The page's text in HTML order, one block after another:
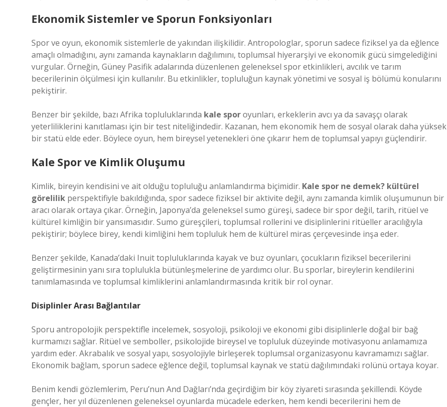
Ekonomik Sistemler ve Sporun Fonksiyonları
Spor ve oyun, ekonomik sistemlerle de yakından ilişkilidir. Antropologlar, sporun sadece fiziksel ya da eğlence
amaçlı olmadığını, aynı zamanda kaynakların dağılımını, toplumsal hiyerarşiyi ve ekonomik gücü simgelediğini
vurgular. Örneğin, Güney Pasifik adalarında düzenlenen geleneksel spor etkinlikleri, avcılık ve tarım
becerilerinin ölçülmesi için kullanılır. Bu etkinlikler, topluluğun kaynak yönetimi ve sosyal iş bölümü konularını
pekiştirir.
Benzer bir şekilde, bazı Afrika topluluklarında kale sporoyunları, erkeklerin avcı ya da savaşçı olarak
yeterliliklerini kanıtlaması için bir test niteliğindedir. Kazanan, hem ekonomik hem de sosyal olarak daha yüksek
bir statü elde eder. Böylece oyun, hem bireysel yetenekleri öne çıkarır hem de toplumsal yapıyı güçlendirir.
Kale Spor ve Kimlik Oluşumu
Kimlik, bireyin kendisini ve ait olduğu topluluğu anlamlandırma biçimidir. Kale spor ne demek? kültürel
görelilik perspektifiyle bakıldığında, spor sadece fiziksel bir aktivite değil, aynı zamanda kimlik oluşumunun bir
aracı olarak ortaya çıkar. Örneğin, Japonya’da geleneksel sumo güreşi, sadece bir spor değil, tarih, ritüel ve
kültürel kimliğin bir yansımasıdır. Sumo güreşçileri, toplumsal rollerini ve disiplinlerini ritüeller aracılığıyla
pekiştirir; böylece birey, kendi kimliğini hem topluluk hem de kültürel miras çerçevesinde inşa eder.
Benzer şekilde, Kanada’daki Inuit topluluklarında kayak ve buz oyunları, çocukların fiziksel becerilerini
geliştirmesinin yanı sıra toplulukla bütünleşmelerine de yardımcı olur. Bu sporlar, bireylerin kendilerini
tanımlamasında ve toplumsal kimliklerini anlamlandırmasında kritik bir rol oynar.
Disiplinler Arası Bağlantılar
Sporu antropolojik perspektifle incelemek, sosyoloji, psikoloji ve ekonomi gibi disiplinlerle doğal bir bağ
kurmamızı sağlar. Ritüel ve semboller, psikolojide bireysel ve topluluk düzeyinde motivasyonu anlamamıza
yardım eder. Akrabalık ve sosyal yapı, sosyolojiyle birleşerek toplumsal organizasyonu kavramamızı sağlar.
Ekonomik bağlam, sporun sadece eğlence değil, toplumsal kaynak ve statü dağılımındaki rolünü ortaya koyar.
Benim kendi gözlemlerim, Peru’nun And Dağları’nda geçirdiğim bir köy ziyareti sırasında şekillendi. Köyde
gençler, her yıl düzenlenen geleneksel oyunlarda mücadele ederken, hem kendi becerilerini hem de